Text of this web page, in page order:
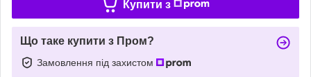
Купити з
Що таке купити з Пром?
Замовлення під захистом